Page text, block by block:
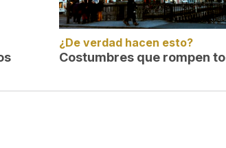
¿De verdad hacen esto?
Costumbres que rompen